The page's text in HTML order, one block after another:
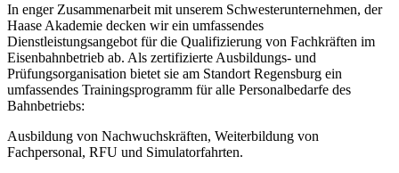
In enger Zusammenarbeit mit unserem Schwesterunternehmen, der
Haase Akademie decken wir ein umfassendes
Dienstleistungsangebot für die Qualifizierung von Fachkräften im
Eisenbahnbetrieb ab. Als zertifizierte Ausbildungs- und
Prüfungsorganisation bietet sie am Standort Regensburg ein
umfassendes Trainingsprogramm für alle Personalbedarfe des
Bahnbetriebs:
Ausbildung von Nachwuchskräften, Weiterbildung von
Fachpersonal, RFU und Simulatorfahrten.